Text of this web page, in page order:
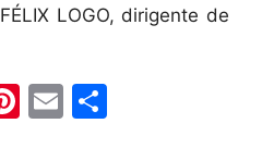
FÉLIX LOGO, dirigente de
Pi E